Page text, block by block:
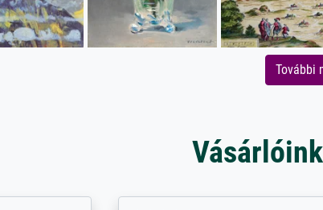
További